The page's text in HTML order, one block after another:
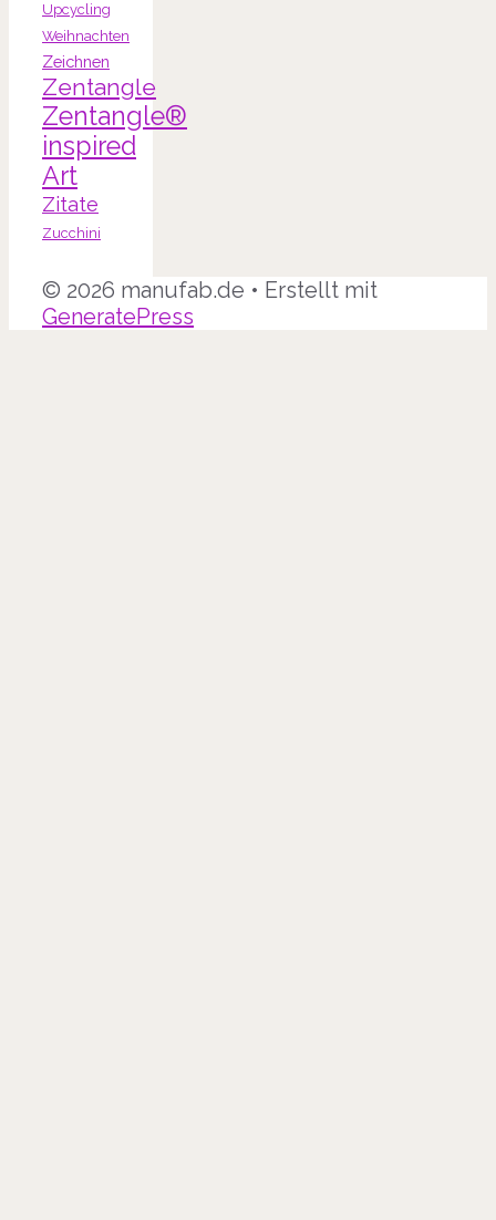
Upcycling
Weihnachten
Zeichnen
Zentangle
Zentangle®
inspired
Art
Zitate
Zucchini
© 2026 manufab.de • Erstellt mit
GeneratePress